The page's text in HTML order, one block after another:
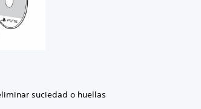
suciedad o huellas